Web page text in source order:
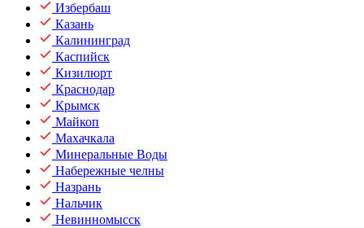
Избербаш
Казань
Калининград
Каспийск
Кизилюрт
Краснодар
Крымск
Майкоп
Махачкала
Минеральные Воды
Набережные челны
Назрань
Нальчик
Невинномысск